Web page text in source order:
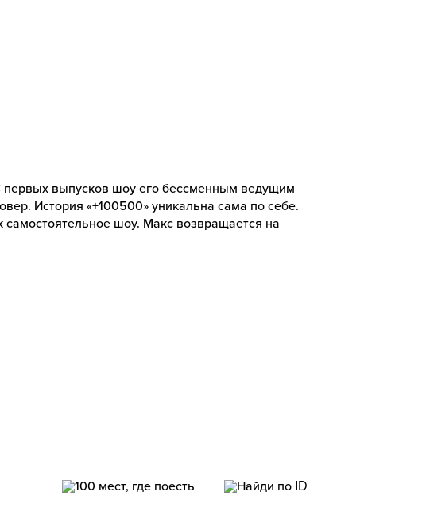
первых выпусков шоу его бессменным ведущим
История «+100500» уникальна сама по себе.
самостоятельное шоу. Макс возвращается на